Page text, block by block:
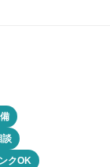
談
クOK